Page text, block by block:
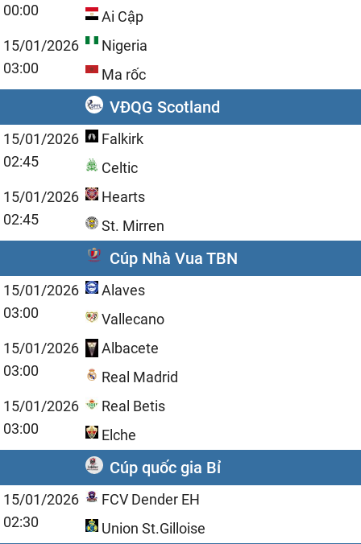
00:00
Ai Cập
15/01/2026
03:00
Nigeria
Ma rốc
VĐQG Scotland
15/01/2026
02:45
Falkirk
Celtic
15/01/2026
02:45
Hearts
St. Mirren
Cúp Nhà Vua TBN
15/01/2026
03:00
Alaves
Vallecano
15/01/2026
03:00
Albacete
Real Madrid
15/01/2026
03:00
Real Betis
Elche
Cúp quốc gia Bỉ
15/01/2026
02:30
FCV Dender EH
Union St.Gilloise